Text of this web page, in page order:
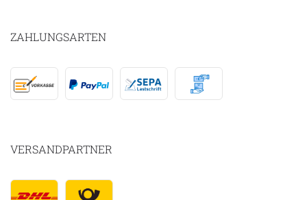
ZAHLUNGSARTEN
VERSANDPARTNER